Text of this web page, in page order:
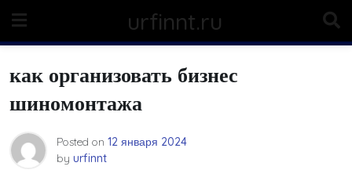
content
urfinnt.ru
как организовать бизнес
шиномонтажа
Posted on 12 января 2024
by urfinnt